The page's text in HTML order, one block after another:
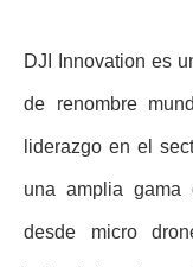
DJI Innovation es
de renombre
liderazgo en el
una amplia gama
desde micro